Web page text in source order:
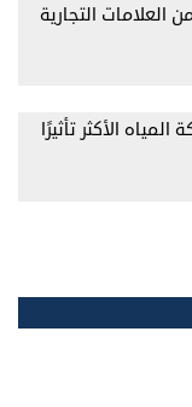
العلامات التجارية
الأكثر تأثيرًا